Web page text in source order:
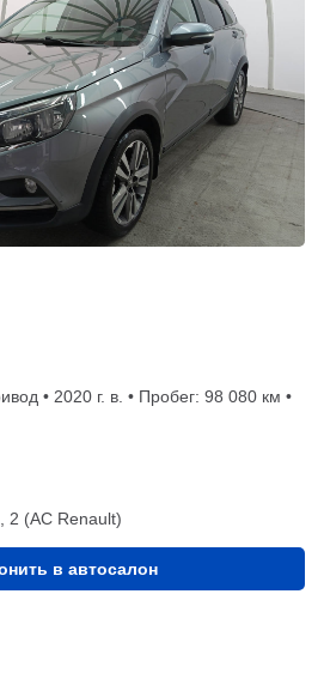
• 2020 г. в. • Пробег: 98 080 км •
2 (АС Renault)
в автосалон